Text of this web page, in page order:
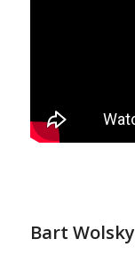
Bart Wolsky